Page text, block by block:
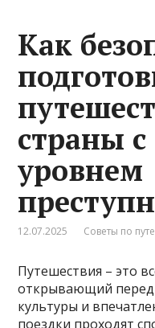
Как
страны
уровнем
12.07.2025 Советы по
Путешествия – это
открывающий
культуры и
поездки проходят